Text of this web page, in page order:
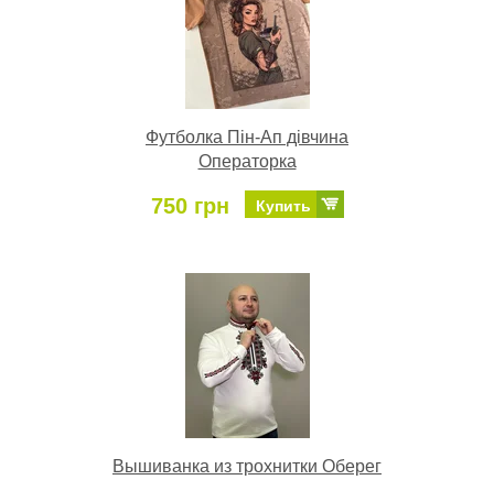
Футболка Пін-Ап дівчина
Операторка
750 грн Купить
Вышиванка из трохнитки Оберег